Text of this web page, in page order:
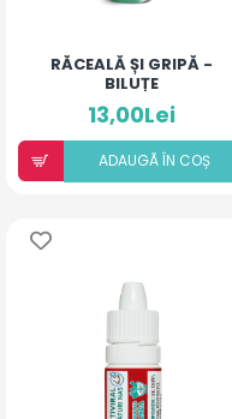
RĂCEALĂ ȘI GRIPĂ -
BILUȚE
13,00Lei
ADAUGÃ ÎN COȘ